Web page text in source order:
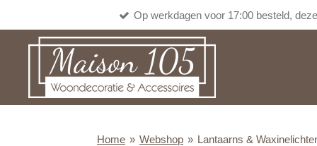
hoofdinhoud
Op werkdagen voor 17:00 besteld,
Home » Webshop » Lantaarns &